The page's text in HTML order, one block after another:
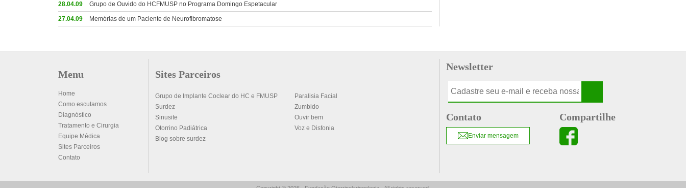
28.04.09 Grupo de Ouvido do HCFMUSP no Programa Domingo Espetacular
27.04.09 Memórias de um Paciente de Neurofibromatose
Menu
Home
Como escutamos
Diagnóstico
Tratamento e Cirurgia
Equipe Médica
Sites Parceiros
Contato
Sites Parceiros
Grupo de Implante Coclear do HC e FMUSP
Paralisia Facial
Surdez
Zumbido
Sinusite
Ouvir bem
Otorrino Padiátrica
Voz e Disfonia
Blog sobre surdez
Newsletter
Contato
Enviar mensagem
Compartilhe